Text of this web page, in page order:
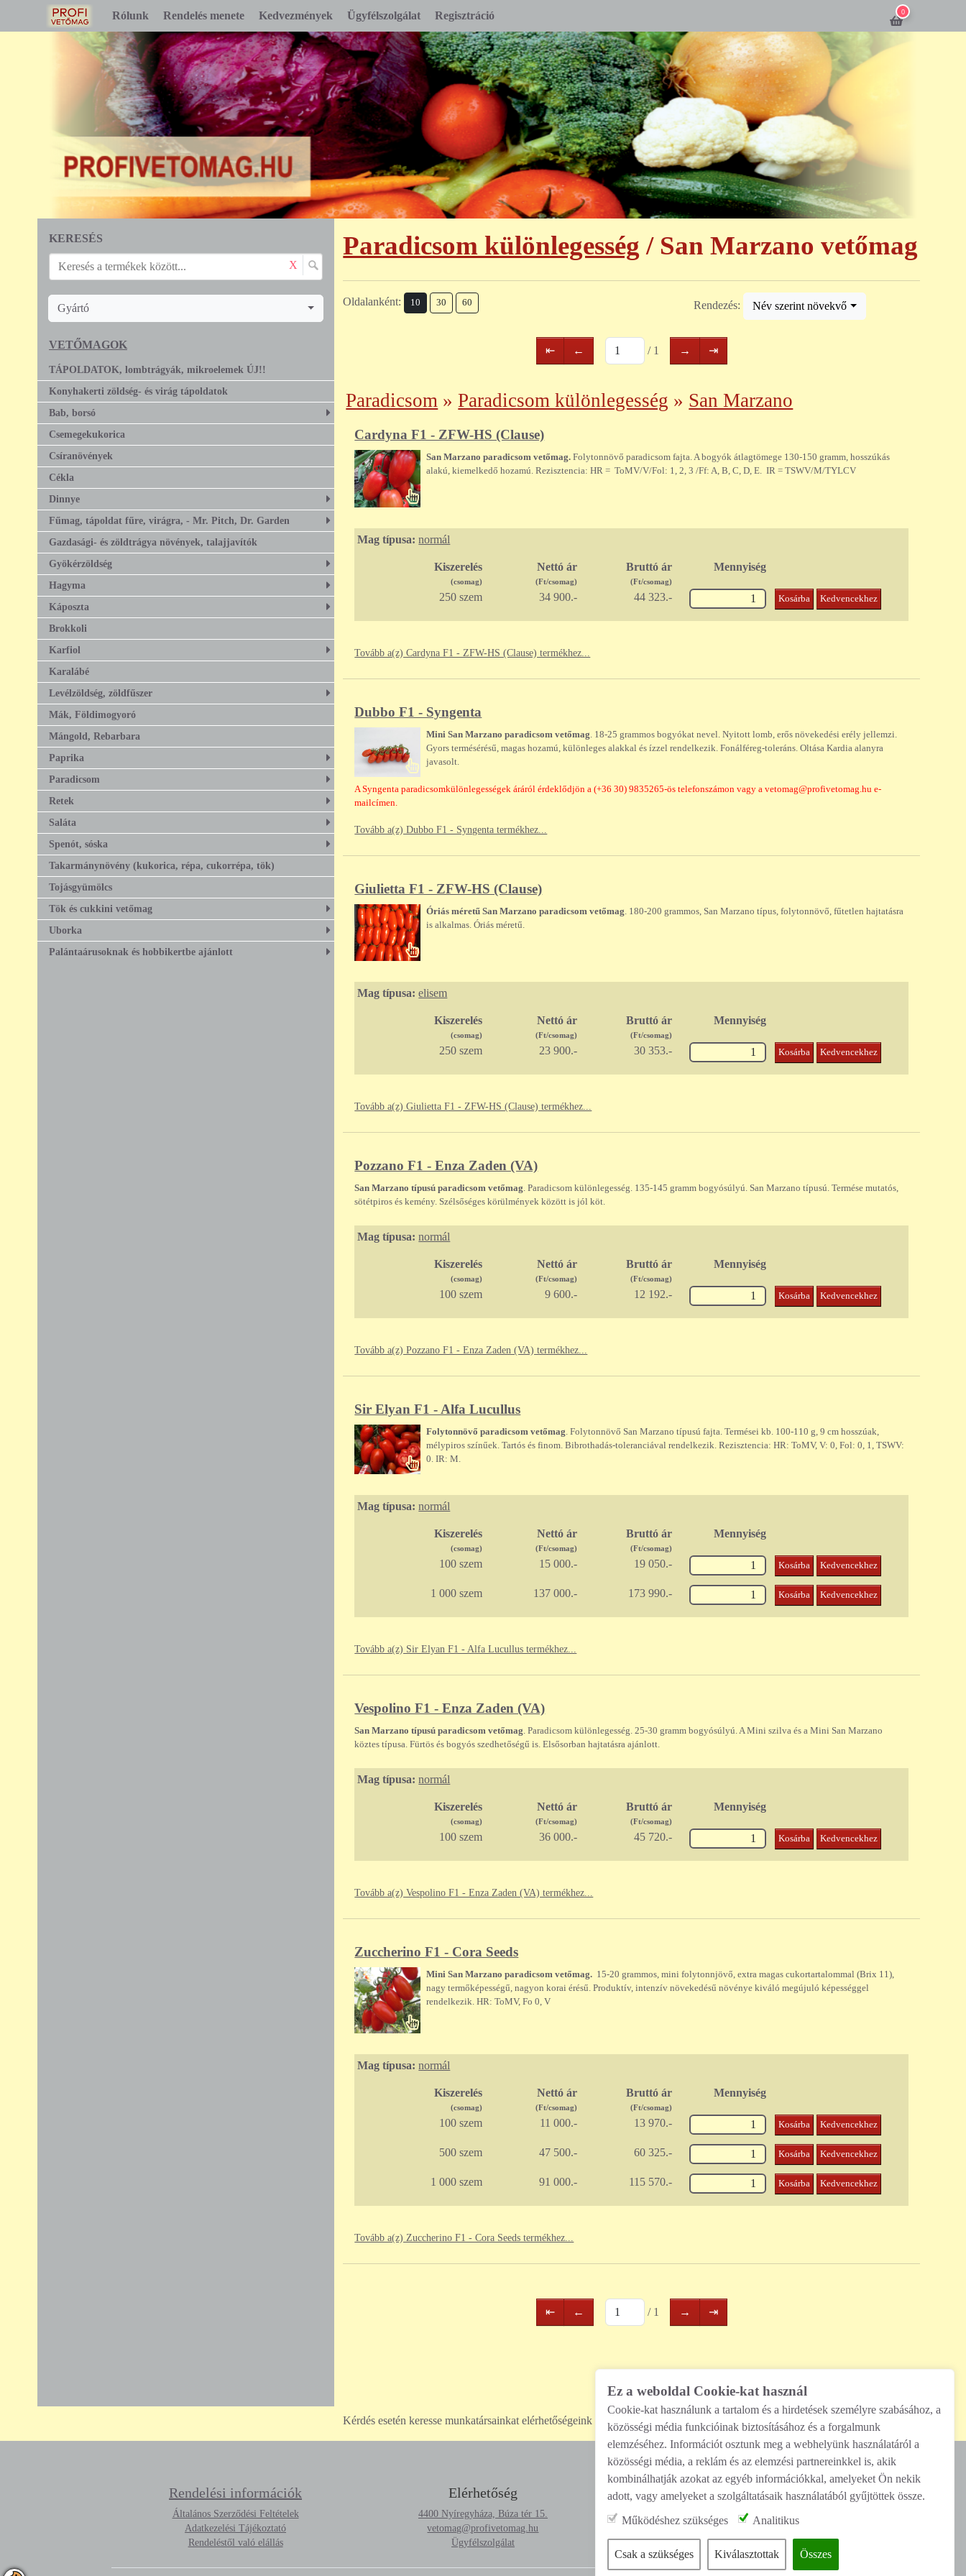
Rólunk Rendelés menete Kedvezmények Ügyfélszolgálat Regisztráció 0
KERESÉS
X
Gyártó
VETŐMAGOK
TÁPOLDATOK, lombtrágyák, mikroelemek ÚJ!!
Konyhakerti zöldség- és virág tápoldatok
Bab, borsó
Csemegekukorica
Csíranövények
Cékla
Dinnye
Fűmag, tápoldat fűre, virágra, - Mr. Pitch, Dr. Garden
Gazdasági- és zöldtrágya növények, talajjavítók
Gyökérzöldség
Hagyma
Káposzta
Brokkoli
Karfiol
Karalábé
Levélzöldség, zöldfűszer
Mák, Földimogyoró
Mángold, Rebarbara
Paprika
Paradicsom
Retek
Saláta
Spenót, sóska
Takarmánynövény (kukorica, répa, cukorrépa, tök)
Tojásgyümölcs
Tök és cukkini vetőmag
Uborka
Palántaárusoknak és hobbikertbe ajánlott
Paradicsom különlegesség / San Marzano vetőmag
Oldalanként: 10 30 60 Rendezés: Név szerint növekvő
⇤Első
oldal
←
oldal
/ 1 → Következő
oldal
⇥Utolsó
oldal
Paradicsom »Paradicsom különlegesség » San Marzano
Cardyna F1 - ZFW-HS (Clause)
San Marzano paradicsom vetőmag.Folytonnövő paradicsom fajta. A bogyók átlagtömege 130-150 gramm, hosszúkás
alakú, kiemelkedő hozamú. Rezisztencia: HR = ToMV/V/Fol: 1, 2, 3 /Ff: A, B, C, D, E. IR = TSWV/M/TYLCV
Mag típusa: normál
Kiszerelés
(csomag)
Nettó ár
(Ft/csomag)
Bruttó ár
(Ft/csomag)
Mennyiség
250 szem 34 900.- 44 323.- Kosárba Kedvencekhez
Tovább a(z) Cardyna F1 - ZFW-HS (Clause) termékhez...
Dubbo F1 - Syngenta
Mini San Marzano paradicsom vetőmag. 18-25 grammos bogyókat nevel. Nyitott lomb, erős növekedési erély jellemzi.
Gyors termésérésű, magas hozamú, különleges alakkal és ízzel rendelkezik. Fonálféreg-toleráns. Oltása Kardia alanyra
javasolt.
A Syngenta paradicsomkülönlegességek áráról érdeklődjön a (+36 30) 9835265-ös telefonszámon vagy a vetomag@profivetomag.hu e-
mailcímen.
Tovább a(z) Dubbo F1 - Syngenta termékhez...
Giulietta F1 - ZFW-HS (Clause)
Óriás méretű San Marzano paradicsom vetőmag. 180-200 grammos, San Marzano típus, folytonnövő, fűtetlen hajtatásra
is alkalmas. Óriás méretű.
Mag típusa: elisem
Kiszerelés
(csomag)
Nettó ár
(Ft/csomag)
Bruttó ár
(Ft/csomag)
Mennyiség
250 szem 23 900.- 30 353.- Kosárba Kedvencekhez
Tovább a(z) Giulietta F1 - ZFW-HS (Clause) termékhez...
Pozzano F1 - Enza Zaden (VA)
San Marzano típusú paradicsom vetőmag. Paradicsom különlegesség. 135-145 gramm bogyósúlyú. San Marzano típusú. Termése mutatós,
sötétpiros és kemény. Szélsőséges körülmények között is jól köt.
Mag típusa: normál
Kiszerelés
(csomag)
Nettó ár
(Ft/csomag)
Bruttó ár
(Ft/csomag)
Mennyiség
100 szem 9 600.- 12 192.- Kosárba Kedvencekhez
Tovább a(z) Pozzano F1 - Enza Zaden (VA) termékhez...
Sir Elyan F1 - Alfa Lucullus
Folytonnövő paradicsom vetőmag. Folytonnövő San Marzano típusú fajta. Termései kb. 100-110 g, 9 cm hosszúak,
mélypiros színűek. Tartós és finom. Bibrothadás-toleranciával rendelkezik. Rezisztencia: HR: ToMV, V: 0, Fol: 0, 1, TSWV:
0. IR: M.
Mag típusa: normál
Kiszerelés
(csomag)
Nettó ár
(Ft/csomag)
Bruttó ár
(Ft/csomag)
Mennyiség
100 szem 15 000.- 19 050.- Kosárba Kedvencekhez
1 000 szem 137 000.- 173 990.- Kosárba Kedvencekhez
Tovább a(z) Sir Elyan F1 - Alfa Lucullus termékhez...
Vespolino F1 - Enza Zaden (VA)
San Marzano típusú paradicsom vetőmag. Paradicsom különlegesség. 25-30 gramm bogyósúlyú. A Mini szilva és a Mini San Marzano
köztes típusa. Fürtös és bogyós szedhetőségű is. Elsősorban hajtatásra ajánlott.
Mag típusa: normál
Kiszerelés
(csomag)
Nettó ár
(Ft/csomag)
Bruttó ár
(Ft/csomag)
Mennyiség
100 szem 36 000.- 45 720.- Kosárba Kedvencekhez
Tovább a(z) Vespolino F1 - Enza Zaden (VA) termékhez...
Zuccherino F1 - Cora Seeds
Mini San Marzano paradicsom vetőmag. 15-20 grammos, mini folytonnjövő, extra magas cukortartalommal (Brix 11),
nagy termőképességű, nagyon korai érésű. Produktív, intenzív növekedésű növénye kiváló megújuló képességgel
rendelkezik. HR: ToMV, Fo 0, V
Mag típusa: normál
Kiszerelés
(csomag)
Nettó ár
(Ft/csomag)
Bruttó ár
(Ft/csomag)
Mennyiség
100 szem 11 000.- 13 970.- Kosárba Kedvencekhez
500 szem 47 500.- 60 325.- Kosárba Kedvencekhez
1 000 szem 91 000.- 115 570.- Kosárba Kedvencekhez
Tovább a(z) Zuccherino F1 - Cora Seeds termékhez...
⇤Első
oldal
←
oldal
/ 1 → Következő
oldal
⇥Utolsó
oldal
Kérdés esetén keresse munkatársainkat elérhetőségeink bármelyikén! Ügyfélszolgálat
Rendelési információk
Általános Szerződési Feltételek
Adatkezelési Tájékoztató
Rendeléstől való elállás
Elérhetőség
4400 Nyíregyháza, Búza tér 15.
vetomag@profivetomag.hu
Ügyfélszolgálat
Kövessen minket
Ez a weboldal Cookie-kat használ
Cookie-kat használunk a tartalom és a hirdetések személyre szabásához, a
közösségi média funkcióinak biztosításához és a forgalmunk
elemzéséhez. Információt osztunk meg a webhelyünk használatáról a
közösségi média, a reklám és az elemzési partnereinkkel is, akik
kombinálhatják azokat az egyéb információkkal, amelyeket Ön nekik
adott, vagy amelyeket a szolgáltatásaik használatából gyűjtöttek össze.
Működéshez szükséges
Analitikus